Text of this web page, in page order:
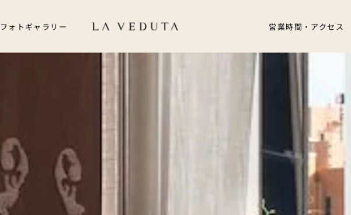
フォトギャラリー 営業時間・アクセス